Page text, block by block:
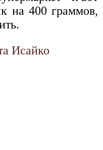
на 400 граммов,
Исайко